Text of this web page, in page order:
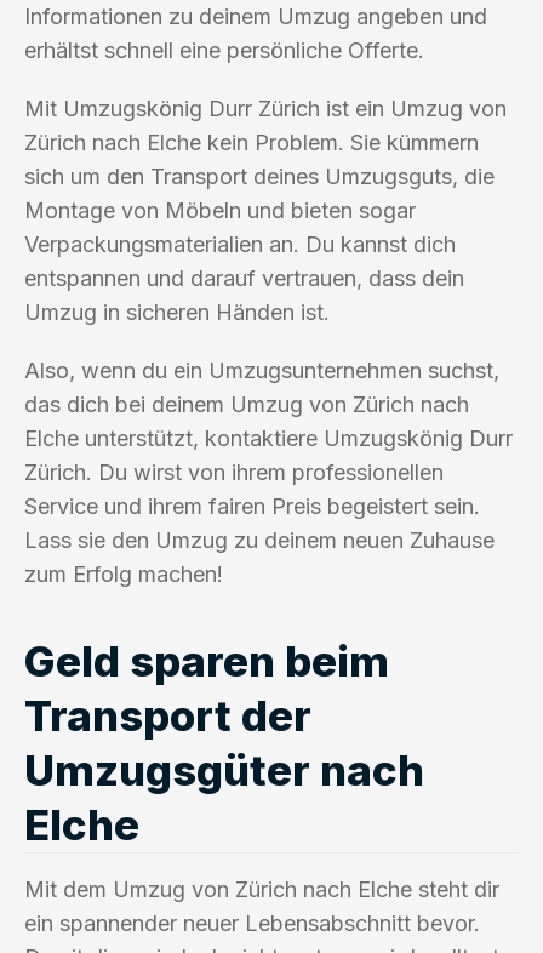
Informationen zu deinem Umzug angeben und
erhältst schnell eine persönliche Offerte.
Mit Umzugskönig Durr Zürich ist ein Umzug von
Zürich nach Elche kein Problem. Sie kümmern
sich um den Transport deines Umzugsguts, die
Montage von Möbeln und bieten sogar
Verpackungsmaterialien an. Du kannst dich
entspannen und darauf vertrauen, dass dein
Umzug in sicheren Händen ist.
Also, wenn du ein Umzugsunternehmen suchst,
das dich bei deinem Umzug von Zürich nach
Elche unterstützt, kontaktiere Umzugskönig Durr
Zürich. Du wirst von ihrem professionellen
Service und ihrem fairen Preis begeistert sein.
Lass sie den Umzug zu deinem neuen Zuhause
zum Erfolg machen!
Geld sparen beim
Transport der
Umzugsgüter nach
Elche
Mit dem Umzug von Zürich nach Elche steht dir
ein spannender neuer Lebensabschnitt bevor.